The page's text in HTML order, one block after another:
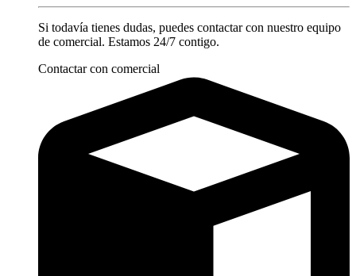
Si todavía tienes dudas, puedes contactar con nuestro equipo
de comercial. Estamos 24/7 contigo.
Contactar con comercial